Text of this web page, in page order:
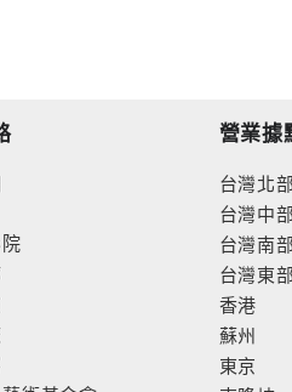
營業據
台灣北部
台灣中部
台灣南部
台灣東部
香港
蘇州
東京